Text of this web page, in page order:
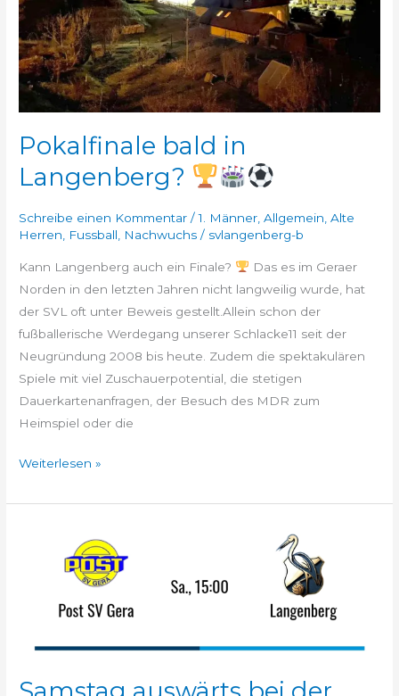
Pokalfinale bald in
Langenberg?
Schreibe einen Kommentar /1. Männer ,Allgemein ,Alte
Herren
Fussball Nachwuchs / svlangenberg-b
Kann Langenberg auch ein Finale?
Das es im Geraer
Norden in den letzten Jahren nicht langweilig wurde, hat
der SVL oft unter Beweis gestellt.Allein schon der
fußballerische Werdegang unserer Schlacke11 seit der
Neugründung 2008 bis heute. Zudem die spektakulären
Spiele mit viel Zuschauerpotential, die stetigen
Dauerkartenanfragen, der Besuch des MDR zum
Heimspiel oder die
Weiterlesen »
auswärts